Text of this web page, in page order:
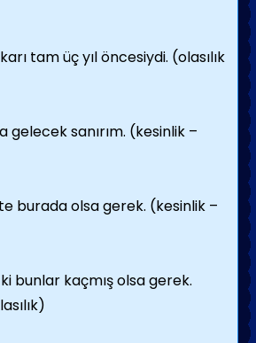
tam üç yıl öncesiydi. (olasılık
gelecek sanırım. (kesinlik –
burada olsa gerek. (kesinlik –
bunlar kaçmış olsa gerek.